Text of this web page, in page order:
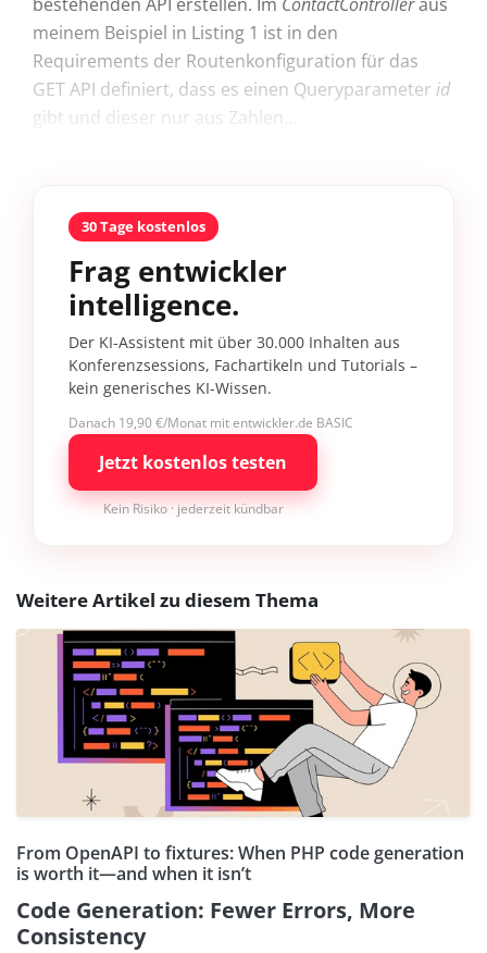
meinem Beispiel in Listing 1 ist in den
Requirements der Routenkonfiguration für das
GET API definiert, dass es einen Queryparameter id
gibt und dieser nur aus Zahlen...
30 Tage kostenlos
Frag entwickler
intelligence.
Der KI-Assistent mit über 30.000 Inhalten aus
Konferenzsessions, Fachartikeln und Tutorials –
kein generisches KI-Wissen.
Danach 19,90 €/Monat mit entwickler.de BASIC
Jetzt kostenlos testen
Kein Risiko · jederzeit kündbar
Weitere Artikel zu diesem Thema
From OpenAPI to fixtures: When PHP code generation
is worth it—and when it isn’t
Code Generation: Fewer Errors, More
Consistency